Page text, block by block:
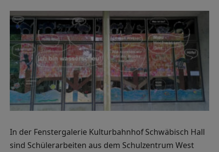
In der Fenstergalerie Kulturbahnhof Schwäbisch Hall
sind Schülerarbeiten aus dem Schulzentrum West